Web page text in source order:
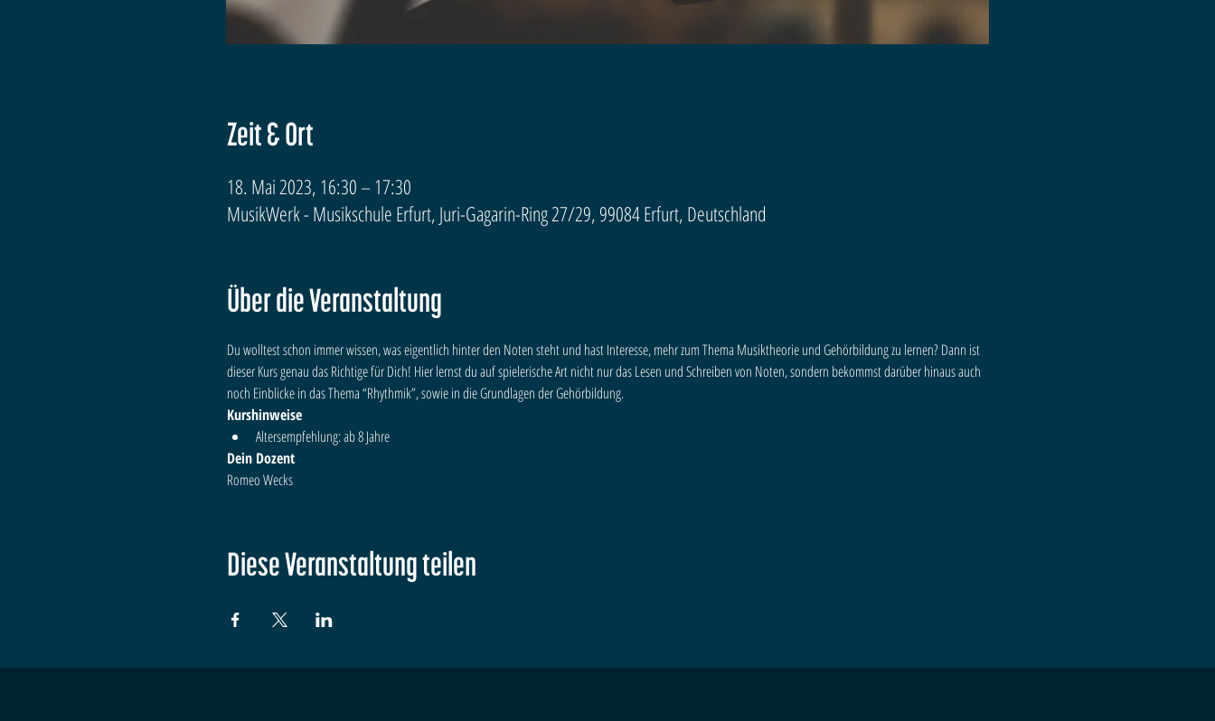
Zeit & Ort
18. Mai 2023, 16:30 – 17:30
MusikWerk - Musikschule Erfurt, Juri-Gagarin-Ring 27/29, 99084 Erfurt, Deutschland
Über die Veranstaltung
Du wolltest schon immer wissen, was eigentlich hinter den Noten steht und hast Interesse, mehr zum Thema Musiktheorie und Gehörbildung zu lernen? Dann ist
dieser Kurs genau das Richtige für Dich! Hier lernst du auf spielerische Art nicht nur das Lesen und Schreiben von Noten, sondern bekommst darüber hinaus auch
noch Einblicke in das Thema “Rhythmik”, sowie in die Grundlagen der Gehörbildung.
Kurshinweise
Altersempfehlung: ab 8 Jahre
Dein Dozent
Romeo Wecks
Diese Veranstaltung teilen